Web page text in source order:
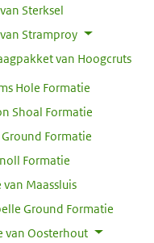
Sterksel
Stramproy
van Hoogcruts
Hole Formatie
Shoal Formatie
Formatie
Formatie
van Maassluis
Ground Formatie
van Oosterhout